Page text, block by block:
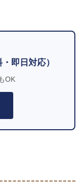
即日対応）
OK